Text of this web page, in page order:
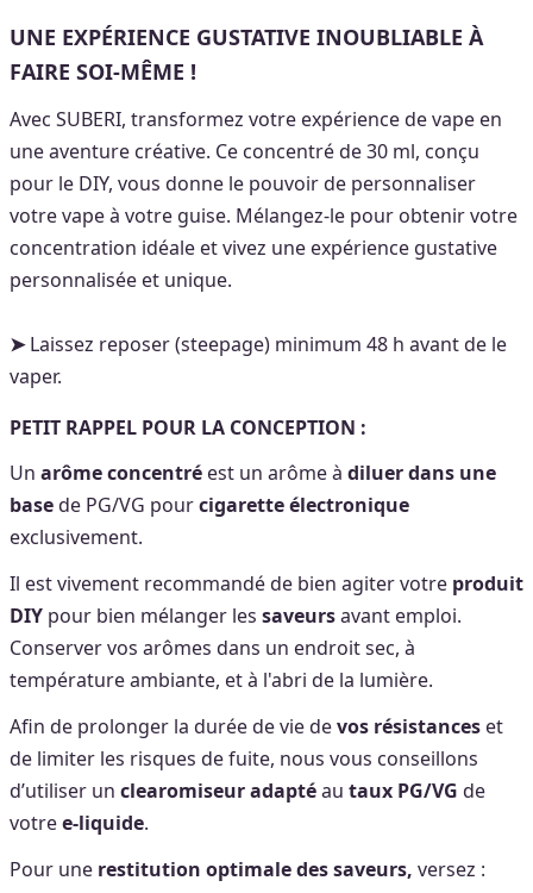
UNE EXPÉRIENCE GUSTATIVE INOUBLIABLE À
FAIRE SOI-MÊME !
Avec SUBERI, transformez votre expérience de vape en
une aventure créative. Ce concentré de 30 ml, conçu
pour le DIY, vous donne le pouvoir de personnaliser
votre vape à votre guise. Mélangez-le pour obtenir votre
concentration idéale et vivez une expérience gustative
personnalisée et unique.
➤Laissez reposer (steepage) minimum 48 h avant de le
vaper.
PETIT RAPPEL POUR LA CONCEPTION :
Un arôme concentré est un arôme à diluer dans une
basede PG/VG pourcigarette électronique
exclusivement.
Il est vivement recommandé de bien agiter votre produit
DIY pour bien mélanger les saveursavant emploi.
Conserver vos arômes dans un endroit sec, à
température ambiante, et à l'abri de la lumière.
Afin de prolonger la durée de vie devos résistances et
de limiter les risques de fuite, nous vous conseillons
d’utiliser un clearomiseur adaptéau taux PG/VG de
votree-liquide.
Pour une restitution optimale des saveurs, versez :